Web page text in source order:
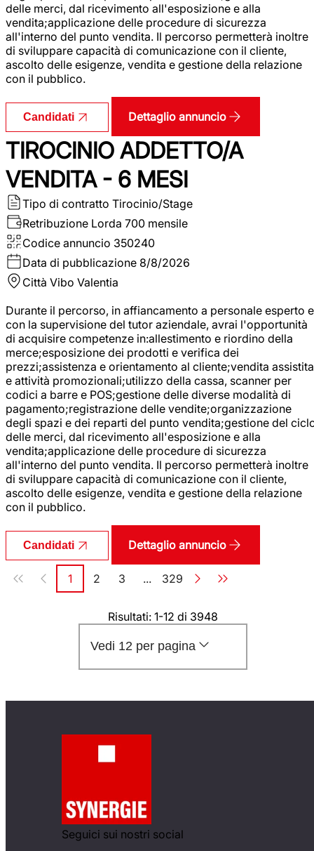
delle merci, dal ricevimento all'esposizione e alla
vendita;applicazione delle procedure di sicurezza
all'interno del punto vendita. Il percorso permetterà inoltre
di sviluppare capacità di comunicazione con il cliente,
ascolto delle esigenze, vendita e gestione della relazione
con il pubblico.
Candidati Dettaglio annuncio
TIROCINIO ADDETTO/A
VENDITA - 6 MESI
Tipo di contratto Tirocinio/Stage
Retribuzione Lorda 700 mensile
Codice annuncio 350240
Data di pubblicazione 8/8/2026
Città Vibo Valentia
Durante il percorso, in affiancamento a personale esperto e
con la supervisione del tutor aziendale, avrai l'opportunità
di acquisire competenze in:allestimento e riordino della
merce;esposizione dei prodotti e verifica dei
prezzi;assistenza e orientamento al cliente;vendita assistita
e attività promozionali;utilizzo della cassa, scanner per
codici a barre e POS;gestione delle diverse modalità di
pagamento;registrazione delle vendite;organizzazione
degli spazi e dei reparti del punto vendita;gestione del
delle merci, dal ricevimento all'esposizione e alla
vendita;applicazione delle procedure di sicurezza
all'interno del punto vendita. Il percorso permetterà inoltre
di sviluppare capacità di comunicazione con il cliente,
ascolto delle esigenze, vendita e gestione della relazione
con il pubblico.
Candidati Dettaglio annuncio
Paginazione
Pagina
1 Pagina
2 Pagina
3 ... Pagina
329
Risultati: 1-12 di 3948
Vedi 12 per pagina
Seguici sui nostri social